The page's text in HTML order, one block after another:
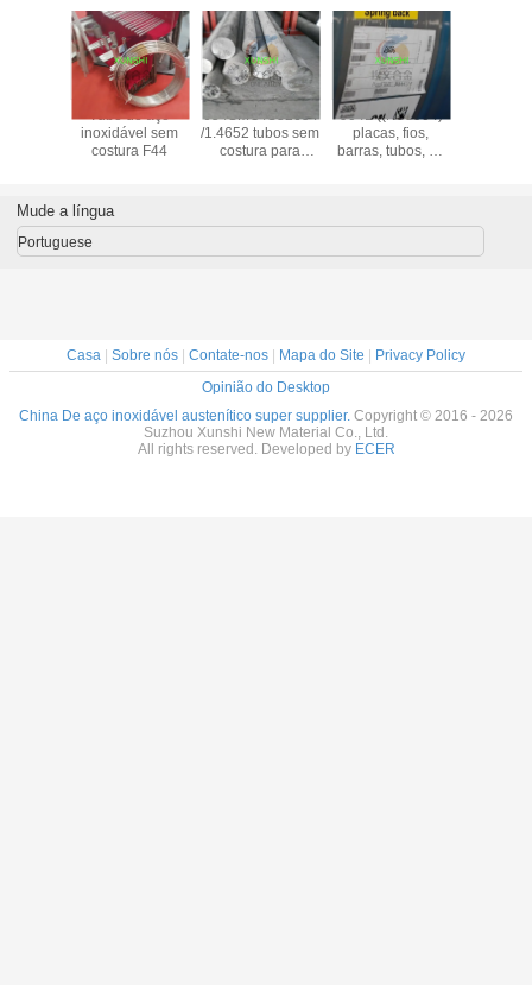
da
Tubo de aço
inoxidável sem
costura F44
654SMO /S32654
/1.4652 tubos sem
costura para
904L ((N08904)
placas, fios,
barras, tubos, de
preço
Mude a língua
Portuguese
Casa | Sobre nós | Contate-nos | Mapa do Site | Privacy Policy
Opinião do Desktop
China De aço inoxidável austenítico super supplier. Copyright © 2016 - 2026
Suzhou Xunshi New Material Co., Ltd.
All rights reserved. Developed by ECER